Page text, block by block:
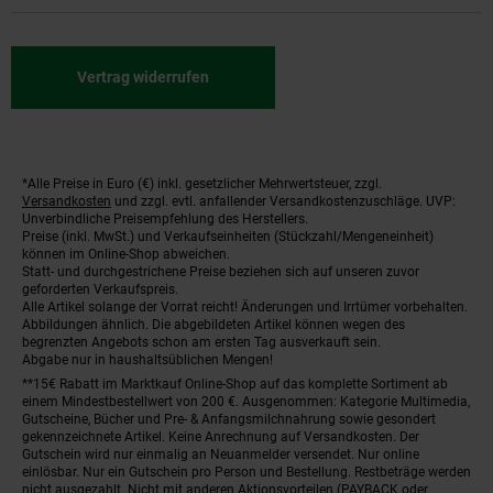
Vertrag widerrufen
Fußnoten
*Alle Preise in Euro (€) inkl. gesetzlicher Mehrwertsteuer, zzgl.
Versandkosten und zzgl. evtl. anfallender Versandkostenzuschläge. UVP:
Unverbindliche Preisempfehlung des Herstellers.
Preise (inkl. MwSt.) und Verkaufseinheiten (Stückzahl/Mengeneinheit)
können im Online-Shop abweichen.
Statt- und durchgestrichene Preise beziehen sich auf unseren zuvor
geforderten Verkaufspreis.
Alle Artikel solange der Vorrat reicht! Änderungen und Irrtümer vorbehalten.
Abbildungen ähnlich. Die abgebildeten Artikel können wegen des
begrenzten Angebots schon am ersten Tag ausverkauft sein.
Abgabe nur in haushaltsüblichen Mengen!
**15€ Rabatt im Marktkauf Online-Shop auf das komplette Sortiment ab
einem Mindestbestellwert von 200 €. Ausgenommen: Kategorie Multimedia,
Gutscheine, Bücher und Pre- & Anfangsmilchnahrung sowie gesondert
gekennzeichnete Artikel. Keine Anrechnung auf Versandkosten. Der
Gutschein wird nur einmalig an Neuanmelder versendet. Nur online
einlösbar. Nur ein Gutschein pro Person und Bestellung. Restbeträge werden
nicht ausgezahlt. Nicht mit anderen Aktionsvorteilen (PAYBACK oder